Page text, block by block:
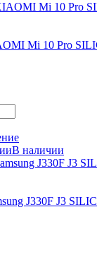
Mi 10 Pro
В наличии
J330F J3